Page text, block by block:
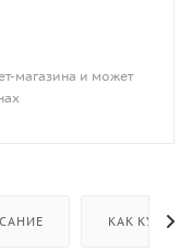
магазина и может
КАК КУПИТЬ